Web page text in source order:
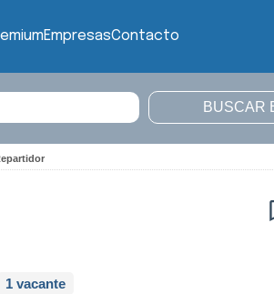
EmpresasContacto
1 vacante